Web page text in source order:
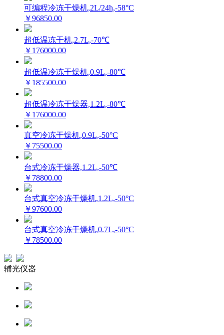
可编程冷冻干燥机,2L/24h,-58°C
￥96850.00
超低温冻干机,2.7L,-70℃
￥176000.00
超低温冷冻干燥机,0.9L,-80℃
￥185500.00
超低温冷冻干燥器,1.2L,-80℃
￥176000.00
真空冷冻干燥机,0.9L,-50°C
￥75500.00
台式冷冻干燥器,1.2L,-50℃
￥78800.00
台式真空冷冻干燥机,1.2L,-50°C
￥97600.00
台式真空冷冻干燥机,0.7L,-50°C
￥78500.00
辅光仪器